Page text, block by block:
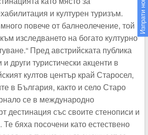
и културен туризъм.
повече от балнеолечение, той
изследването на богато културно
Пред австрийската публика
други туристически акценти в
култов център край Старосел,
в България, както и село Старо
се в международно
дестинация със своите стенописи и
Те бяха посочени като естествено
Изпрати новина